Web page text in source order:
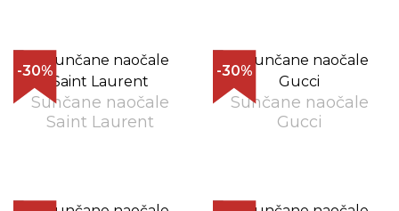
-30%
Sunčane naočale
Saint Laurent
-30%
Sunčane naočale
Gucci